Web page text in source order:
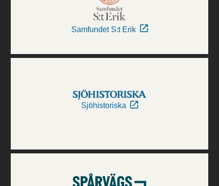
Samfundet S:t Erik
Sjöhistoriska